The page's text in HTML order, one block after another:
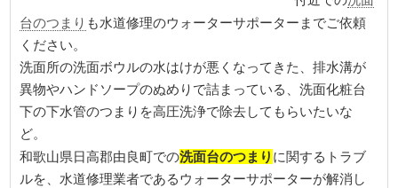
台のつまり も水道修理のウォーターサポーターまでご依頼
ください。
洗面所の洗面ボウルの水はけが悪くなってきた、排水溝が
異物やハンドソープのぬめりで詰まっている、洗面化粧台
下の下水管のつまりを高圧洗浄で除去してもらいたいな
ど。
和歌山県日高郡由良町での洗面台のつまり に関するトラブ
ルを、水道修理業者であるウォーターサポーターが解消し